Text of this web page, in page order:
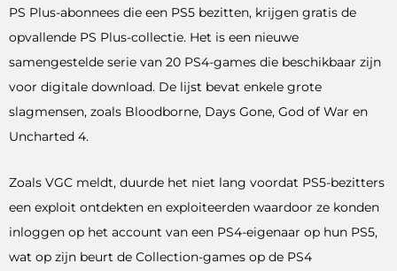
PS Plus-abonnees die een PS5 bezitten, krijgen gratis de
opvallende PS Plus-collectie. Het is een nieuwe
samengestelde serie van 20 PS4-games die beschikbaar zijn
voor digitale download. De lijst bevat enkele grote
slagmensen, zoals Bloodborne, Days Gone, God of War en
Uncharted 4.
Zoals VGC meldt, duurde het niet lang voordat PS5-bezitters
een exploit ontdekten en exploiteerden waardoor ze konden
inloggen op het account van een PS4-eigenaar op hun PS5,
wat op zijn beurt de Collection-games op de PS4